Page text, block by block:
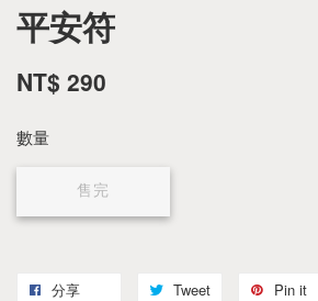
平安符
NT$ 290
數量
售完
分享 Tweet Pin it